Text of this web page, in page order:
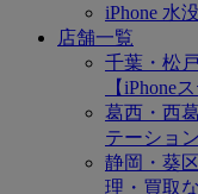
iPhone 水
店舗一覧
千葉・松
【iPhone
葛西・西
テーショ
静岡・葵
理・買取